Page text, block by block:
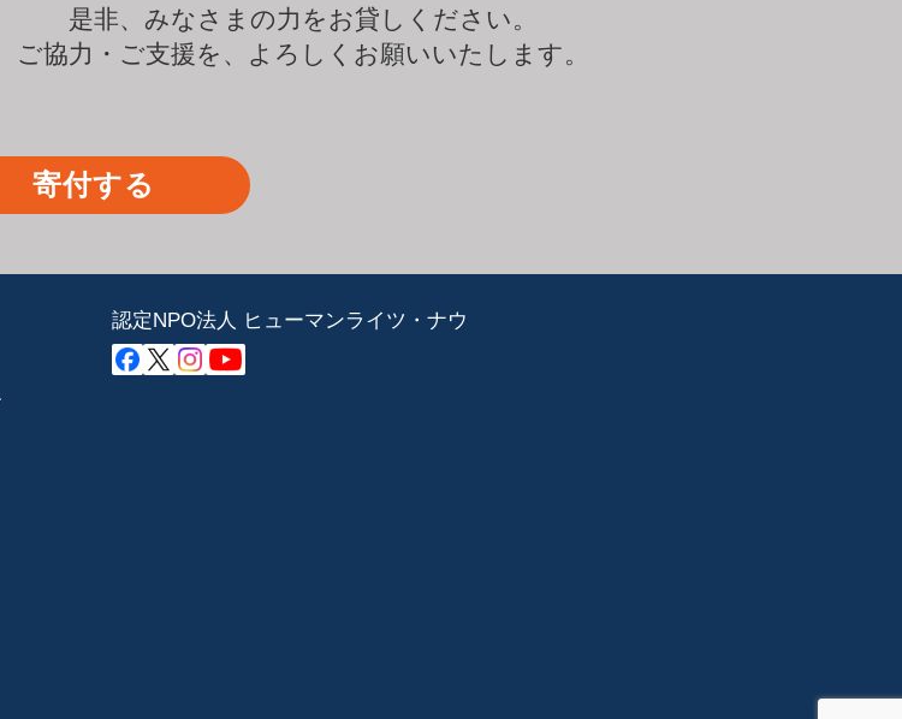
是非、みなさまの力をお貸しください。
ご協力・ご支援を、よろしくお願いいたします。
寄付する
認定NPO法人 ヒューマンライツ・ナウ